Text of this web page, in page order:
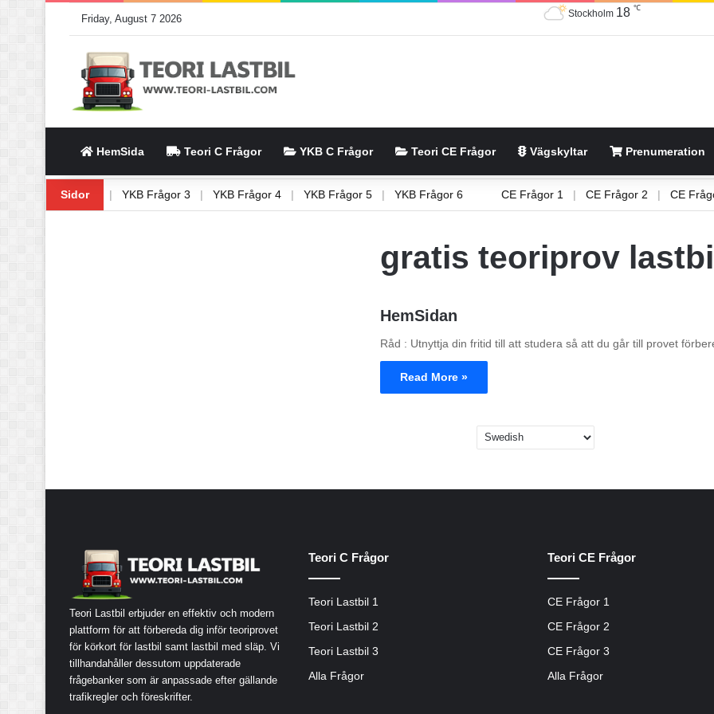
Friday, August 7 2026 Stockholm 18 ℃
HemSida Teori C Frågor YKB C Frågor Teori CE Frågor Vägskyltar Prenumeration
Sidor
YKB Frågor 2 | YKB Frågor 3 | YKB Frågor 4 | YKB Frågor 5 | YKB Frågor 6 CE Frågor 1 | CE Frågor 2 | CE
gratis teoriprov
HemSidan
Råd : Utnyttja din fritid till att studera så att du går till provet
Read More »
Teori Lastbil erbjuder en effektiv och modern
plattform för att förbereda dig inför teoriprovet
för körkort för lastbil samt lastbil med släp. Vi
tillhandahåller dessutom uppdaterade
frågebanker som är anpassade efter gällande
trafikregler och föreskrifter.
Teori C Frågor
Teori Lastbil 1
Teori Lastbil 2
Teori Lastbil 3
Alla Frågor
Teori CE Frågor
CE Frågor 1
CE Frågor 2
CE Frågor 3
Alla Frågor